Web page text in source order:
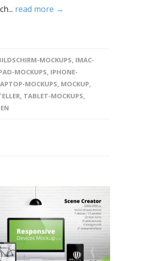
read more →
MOCKUPS IMAC-
MOCKUPS IPHONE-
MOCKUPS MOCKUP
TABLET-MOCKUPS